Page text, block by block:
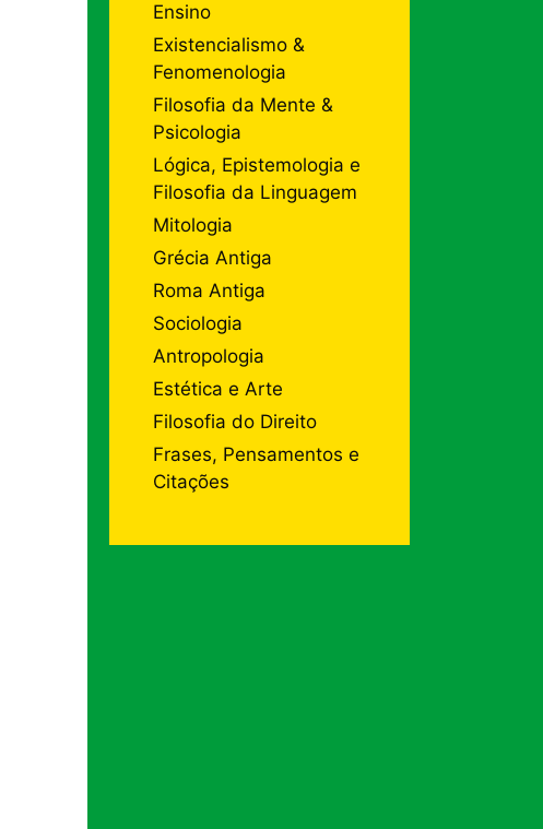
Ensino
Existencialismo &
Fenomenologia
Filosofia da Mente &
Psicologia
Lógica, Epistemologia e
Filosofia da Linguagem
Mitologia
Grécia Antiga
Roma Antiga
Sociologia
Antropologia
Estética e Arte
Filosofia do Direito
Frases, Pensamentos e
Citações